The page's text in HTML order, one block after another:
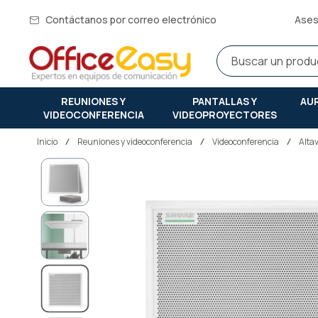
Contáctanos por correo electrónico
REUNIONES Y
VIDEOCONFERENCIA
PANTALLAS Y
VIDEOPROYECTORES
Inicio reuniones y videoconferencia Videoconferencia
Saltar
final
de
la
galería
de
imágenes